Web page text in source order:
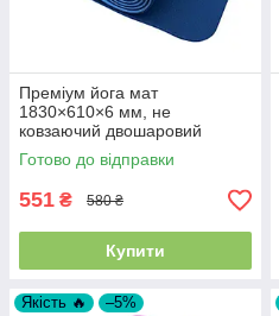
Преміум йога мат
1830×610×6 мм, не
ковзаючий двошаровий
килимок для фітнесу, TPE-
ТС, синій верх/блакитний низ
Готово до відправки
551 ₴ 580 ₴
Купити
Якість 🔥 –5%